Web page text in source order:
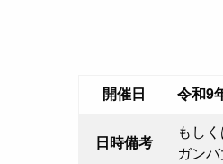
開催日 令和9
日時備考
もし
ガン